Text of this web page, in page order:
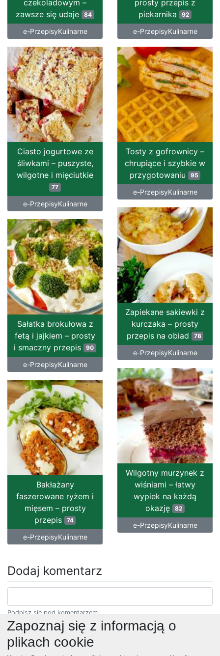
czekoladowym –
zawsze się udaje 84
e-PrzepisyKulinarne
prosty przepis z
piekarnika
92
e-PrzepisyKulinarne
Ciasto jogurtowe ze
śliwkami – puszyste,
wilgotne i mięciutkie
77
e-PrzepisyKulinarne
Tosty z gofrownicy –
chrupiące i szybkie w
przygotowaniu
95
e-PrzepisyKulinarne
Zapiekane sakiewki z
kurczaka – prosty
przepis na obiad
78
e-PrzepisyKulinarne
Sałatka brokułowa z
fetą i jajkiem – prosty
i smaczny przepis 90
e-PrzepisyKulinarne
Wilgotny murzynek z
wiśniami – łatwy
wypiek na każdą
okazję
82
e-PrzepisyKulinarne
Bakłażany
faszerowane ryżem i
mięsem – prosty
przepis
74
e-PrzepisyKulinarne
Dodaj komentarz
Podpisz się pod komentarzem.
Zapoznaj się z informacją o
plikach cookie